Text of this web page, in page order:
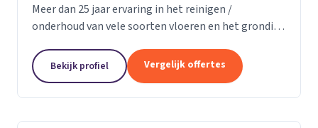
Meer dan 25 jaar ervaring in het reinigen /
onderhoud van vele soorten vloeren en het grondig
objecten zoals meubels en stoelen, zowel bij u
thuis...
Bekijk profiel Vergelijk offertes